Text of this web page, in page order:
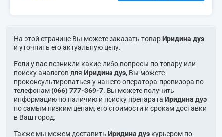
На этой странице Вы можете заказать товарИридина дуэ
и уточнить его актуальную цену.
Если у вас возникли какие-либо вопросы по товару или
поиску аналогов для Иридина дуэ, Вы можете
проконсультироваться у нашего оператора-провизора по
телефонам (066) 777-369-7. Вы можете получить
информацию по наличию и поиску препарата Иридина дуэ
по самым низким ценам, его стоимости и срокам доставки
в Ваш город.
Также мы можем доставить Иридина дуэ курьером по